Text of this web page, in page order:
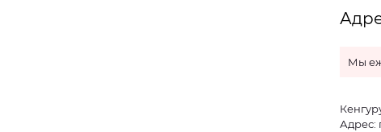
Мы
Адрес: